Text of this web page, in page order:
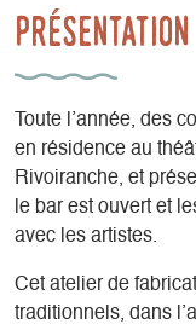
Présentation
Toute l’année, des
en résidence au
Rivoiranche, et
le bar est ouvert et
avec les artistes.
Cet atelier de
traditionnels, dans